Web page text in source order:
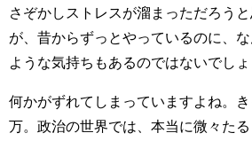
さぞかしストレスが溜まっただろう
が、昔からずっとやっているのに、
ような気持ちもあるのではないでしょ
何かがずれてしまっていますよね。
万。政治の世界では、本当に微々た